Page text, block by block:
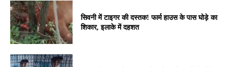
सिवनी में टाइगर की दस्तक! फार्म हाउस के पास घोड़े का
शिकार, इलाके में दहशत